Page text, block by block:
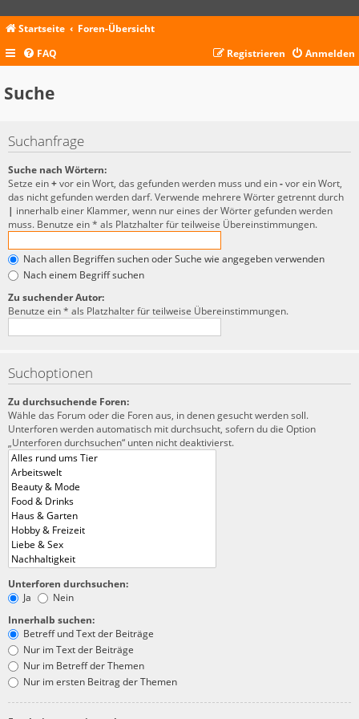
Startseite
Foren-Übersicht
FAQ
Anmelden
Registrieren
Suche
Suchanfrage
Suche nach Wörtern:
Setze ein+vor ein Wort, das gefunden werden muss und ein-vor ein Wort,
das nicht gefunden werden darf. Verwende mehrere Wörter getrennt durch
| innerhalb einer Klammer, wenn nur eines der Wörter gefunden werden
muss. Benutze ein * als Platzhalter für teilweise Übereinstimmungen.
Nach allen Begriffen suchen oder Suche wie angegeben verwenden
Nach einem Begriff suchen
Zu suchender Autor:
Benutze ein * als Platzhalter für teilweise Übereinstimmungen.
Suchoptionen
Zu durchsuchende Foren:
Wähle das Forum oder die Foren aus, in denen gesucht werden soll.
Unterforen werden automatisch mit durchsucht, sofern du die Option
„Unterforen durchsuchen“ unten nicht deaktivierst.
Unterforen durchsuchen:
Ja
Nein
Innerhalb suchen:
Betreff und Text der Beiträge
Nur im Text der Beiträge
Nur im Betreff der Themen
Nur im ersten Beitrag der Themen